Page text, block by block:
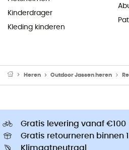
Kinderdrager
Kleding kinderen
Heren Outdoor Jassen heren
Gratis levering vanaf €100
Gratis retourneren binnen
Klimaatneutraal